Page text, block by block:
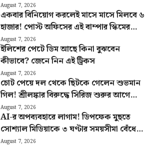
August 7, 2026
একবার বিনিয়োগ করলেই মাসে মাসে মিলবে ৬
হাজার! পোস্ট অফিসের এই বাম্পার স্কিমের
হিসাব বুঝুন
August 7, 2026
ইলিশের পেটে ডিম আছে কিনা বুঝবেন
কীভাবে? জেনে নিন এই ট্রিকস
August 7, 2026
চোট পেয়ে দল থেকে ছিটকে গেলেন শুভমান
গিল! শ্রীলঙ্কার বিরুদ্ধে সিরিজ শুরুর আগে
মাঠে নেমে চাপে ভারত
August 7, 2026
AI-র অপব্যবহারে লাগাম! ডিপফেক মুছতে
সোশ্যাল মিডিয়াকে ৩ ঘণ্টার সময়সীমা বেঁধে
দিল কেন্দ্র
August 7, 2026